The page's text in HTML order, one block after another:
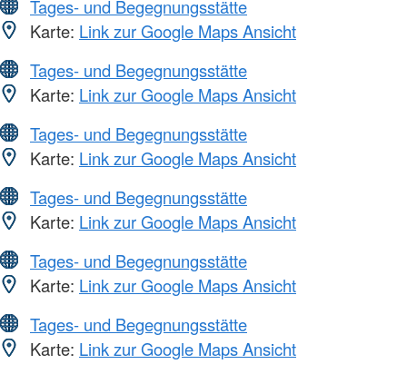
Tages- und Begegnungsstätte
Karte: Link zur Google Maps Ansicht
Tages- und Begegnungsstätte
Karte: Link zur Google Maps Ansicht
Tages- und Begegnungsstätte
Karte: Link zur Google Maps Ansicht
Tages- und Begegnungsstätte
Karte: Link zur Google Maps Ansicht
Tages- und Begegnungsstätte
Karte: Link zur Google Maps Ansicht
Tages- und Begegnungsstätte
Karte: Link zur Google Maps Ansicht